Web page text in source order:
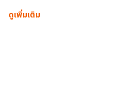
ดูเพิ่มเติม